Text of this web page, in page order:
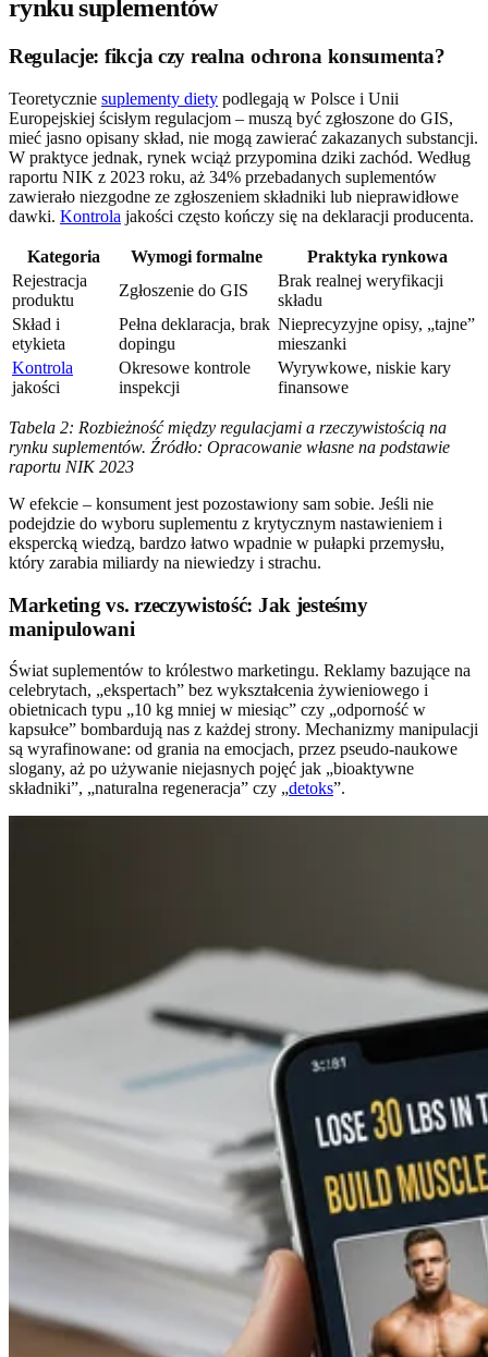
rynku suplementów
Regulacje: fikcja czy realna ochrona konsumenta?
Teoretycznie suplementy diety podlegają w Polsce i Unii
Europejskiej ścisłym regulacjom – muszą być zgłoszone do GIS,
mieć jasno opisany skład, nie mogą zawierać zakazanych substancji.
W praktyce jednak, rynek wciąż przypomina dziki zachód. Według
raportu NIK z 2023 roku, aż 34% przebadanych suplementów
zawierało niezgodne ze zgłoszeniem składniki lub nieprawidłowe
dawki. Kontrola jakości często kończy się na deklaracji producenta.
Kategoria Wymogi formalne
Praktyka rynkowa
Rejestracja
produktu
Zgłoszenie do GIS
Brak realnej weryfikacji
składu
Skład i
etykieta
Pełna deklaracja, brak
dopingu
Nieprecyzyjne opisy, „tajne”
mieszanki
Kontrola
jakości
Okresowe kontrole
inspekcji
Wyrywkowe, niskie kary
finansowe
Tabela 2: Rozbieżność między regulacjami a rzeczywistością na
rynku suplementów. Źródło: Opracowanie własne na podstawie
raportu NIK 2023
W efekcie – konsument jest pozostawiony sam sobie. Jeśli nie
podejdzie do wyboru suplementu z krytycznym nastawieniem i
ekspercką wiedzą, bardzo łatwo wpadnie w pułapki przemysłu,
który zarabia miliardy na niewiedzy i strachu.
Marketing vs. rzeczywistość: Jak jesteśmy
manipulowani
Świat suplementów to królestwo marketingu. Reklamy bazujące na
celebrytach, „ekspertach” bez wykształcenia żywieniowego i
obietnicach typu „10 kg mniej w miesiąc” czy „odporność w
kapsułce” bombardują nas z każdej strony. Mechanizmy manipulacji
są wyrafinowane: od grania na emocjach, przez pseudo-naukowe
slogany, aż po używanie niejasnych pojęć jak „bioaktywne
składniki”, „naturalna regeneracja” czy „detoks”.